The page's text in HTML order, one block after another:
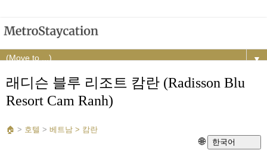
▼
래디슨 블루 리조트 캄란 (Radisson Blu
Resort Cam Ranh)
🏠︎ > 호텔 > 베트남 > 캄란
🌐 한국어